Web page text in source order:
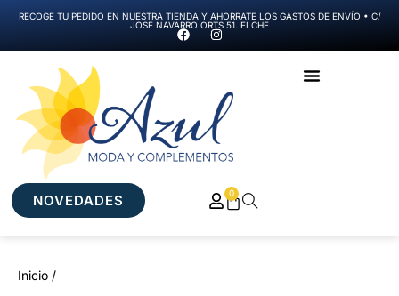
RECOGE TU PEDIDO EN NUESTRA TIENDA Y AHORRATE LOS GASTOS DE ENVÍO • C/
JOSE NAVARRO ORTS 51. ELCHE
NOVEDADES 0
Inicio /